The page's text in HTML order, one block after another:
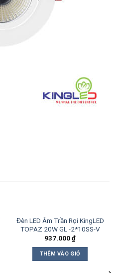
Đèn LED Âm Trần Rọi KingLED
TOPAZ 20W GL -2*10SS-V
937.000₫
THÊM VÀO GIỎ